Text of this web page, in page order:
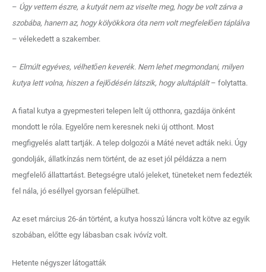
– Úgy vettem észre, a kutyát nem az viselte meg, hogy be volt zárva a
szobába, hanem az, hogy kölyökkora óta nem volt megfelelően táplálva
– vélekedett a szakember.
– Elmúlt egyéves, vélhetően keverék. Nem lehet megmondani, milyen
kutya lett volna, hiszen a fejlődésén látszik, hogy alultáplált– folytatta.
A fiatal kutya a gyepmesteri telepen lelt új otthonra, gazdája önként
mondott le róla. Egyelőre nem keresnek neki új otthont. Most
megfigyelés alatt tartják. A telep dolgozói a Máté nevet adták neki. Úgy
gondolják, állatkínzás nem történt, de az eset jól példázza a nem
megfelelő állattartást. Betegségre utaló jeleket, tüneteket nem fedezték
fel nála, jó eséllyel gyorsan felépülhet.
Az eset március 26-án történt, a kutya hosszú láncra volt kötve az egyik
szobában, előtte egy lábasban csak ivóvíz volt.
Hetente négyszer látogatták